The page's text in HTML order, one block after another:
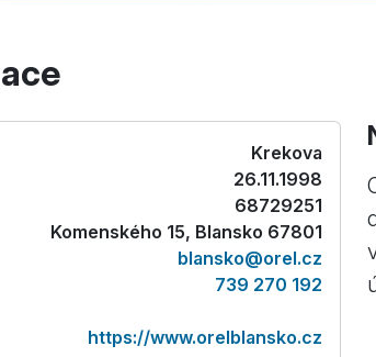
Krekova
26.11.1998
68729251
Komenského 15, Blansko 67801
blansko@orel.cz
739 270 192
https://www.orelblansko.cz